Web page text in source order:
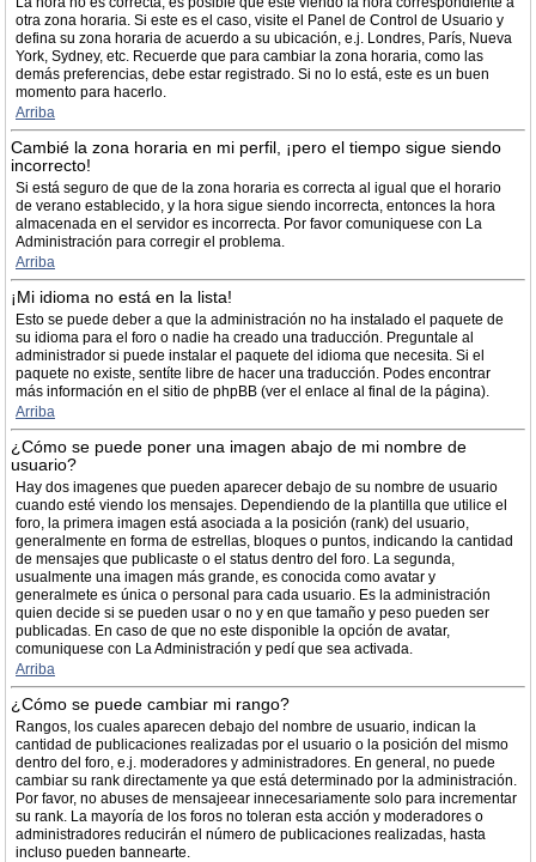
otra zona horaria. Si este es el caso, visite el Panel de Control de Usuario y
defina su zona horaria de acuerdo a su ubicación, e.j. Londres, París, Nueva
York, Sydney, etc. Recuerde que para cambiar la zona horaria, como las
demás preferencias, debe estar registrado. Si no lo está, este es un buen
momento para hacerlo.
Arriba
Cambié la zona horaria en mi perfil, ¡pero el tiempo sigue siendo
incorrecto!
Si está seguro de que de la zona horaria es correcta al igual que el horario
de verano establecido, y la hora sigue siendo incorrecta, entonces la hora
almacenada en el servidor es incorrecta. Por favor comuniquese con La
Administración para corregir el problema.
Arriba
¡Mi idioma no está en la lista!
Esto se puede deber a que la administración no ha instalado el paquete de
su idioma para el foro o nadie ha creado una traducción. Preguntale al
administrador si puede instalar el paquete del idioma que necesita. Si el
paquete no existe, sentíte libre de hacer una traducción. Podes encontrar
más información en el sitio de phpBB (ver el enlace al final de la página).
Arriba
¿Cómo se puede poner una imagen abajo de mi nombre de
usuario?
Hay dos imagenes que pueden aparecer debajo de su nombre de usuario
cuando esté viendo los mensajes. Dependiendo de la plantilla que utilice el
foro, la primera imagen está asociada a la posición (rank) del usuario,
generalmente en forma de estrellas, bloques o puntos, indicando la cantidad
de mensajes que publicaste o el status dentro del foro. La segunda,
usualmente una imagen más grande, es conocida como avatar y
generalmete es única o personal para cada usuario. Es la administración
quien decide si se pueden usar o no y en que tamaño y peso pueden ser
publicadas. En caso de que no este disponible la opción de avatar,
comuniquese con La Administración y pedí que sea activada.
Arriba
¿Cómo se puede cambiar mi rango?
Rangos, los cuales aparecen debajo del nombre de usuario, indican la
cantidad de publicaciones realizadas por el usuario o la posición del mismo
dentro del foro, e.j. moderadores y administradores. En general, no puede
cambiar su rank directamente ya que está determinado por la administración.
Por favor, no abuses de mensajeear innecesariamente solo para incrementar
su rank. La mayoría de los foros no toleran esta acción y moderadores o
administradores reducirán el número de publicaciones realizadas, hasta
incluso pueden bannearte.